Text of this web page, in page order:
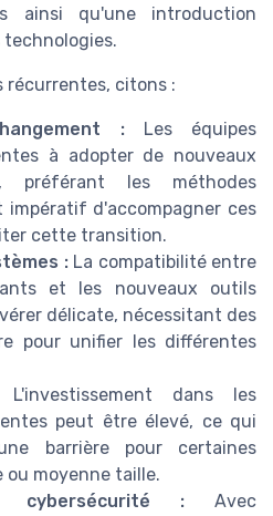
ainsi qu'une introduction
technologies.
récurrentes, citons :
:Les équipes
à adopter de nouveaux
préférant les méthodes
impératif d'accompagner ces
cette transition.
:La compatibilité entre
et les nouveaux outils
délicate, nécessitant des
pour unifier les différentes
L'investissement dans les
peut être élevé, ce qui
barrière pour certaines
moyenne taille.
:Avec